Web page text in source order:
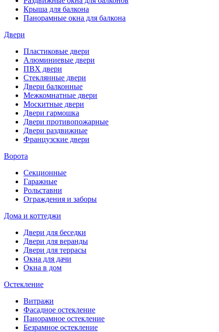
Крыша для балкона
Панорамные окна для балкона
Двери
Пластиковые двери
Алюминиевые двери
ПВХ двери
Стеклянные двери
Двери балконные
Межкомнатные двери
Москитные двери
Двери гармошка
Двери противопожарные
Двери раздвижные
Французские двери
Ворота
Секционные
Гаражные
Рольставни
Ограждения и заборы
Дома и коттеджи
Двери для беседки
Двери для веранды
Двери для террасы
Окна для дачи
Окна в дом
Остекление
Витражи
Фасадное остекление
Панорамное остекление
Безрамное остекление